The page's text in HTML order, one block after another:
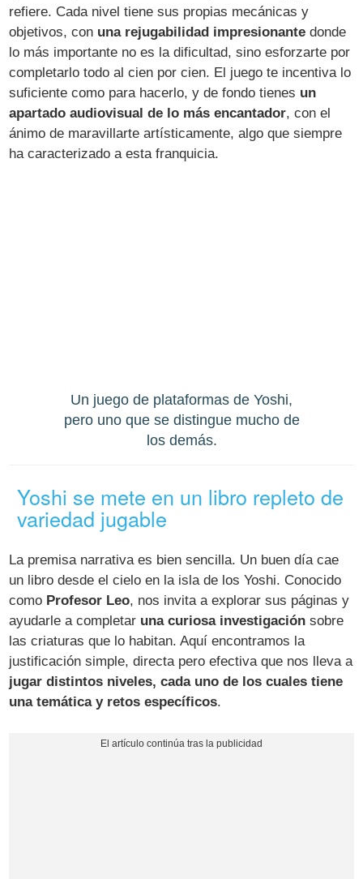
refiere. Cada nivel tiene sus propias mecánicas y
objetivos, con una rejugabilidad impresionante donde
lo más importante no es la dificultad, sino esforzarte por
completarlo todo al cien por cien. El juego te incentiva lo
suficiente como para hacerlo, y de fondo tienes un
apartado audiovisual de lo más encantador, con el
ánimo de maravillarte artísticamente, algo que siempre
ha caracterizado a esta franquicia.
Un juego de plataformas de Yoshi,
pero uno que se distingue mucho de
los demás.
Yoshi se mete en un libro repleto de
variedad jugable
La premisa narrativa es bien sencilla. Un buen día cae
un libro desde el cielo en la isla de los Yoshi. Conocido
como Profesor Leo, nos invita a explorar sus páginas y
ayudarle a completar una curiosa investigación sobre
las criaturas que lo habitan. Aquí encontramos la
justificación simple, directa pero efectiva que nos lleva a
jugar distintos niveles, cada uno de los cuales tiene
una temática y retos específicos.